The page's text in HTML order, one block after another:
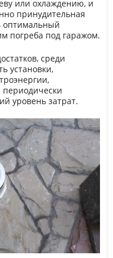
или охлаждению, и
принудительная
оптимальный
погреба под гаражом.
среди
установки,
периодически
уровень затрат.